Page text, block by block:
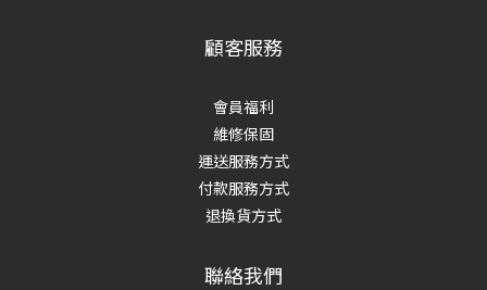
顧客服務
會員福利
維修保固
運送服務方式
付款服務方式
退換貨方式
聯絡我們